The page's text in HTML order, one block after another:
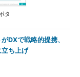
タ
DXで戦略的提携、
ち上げ